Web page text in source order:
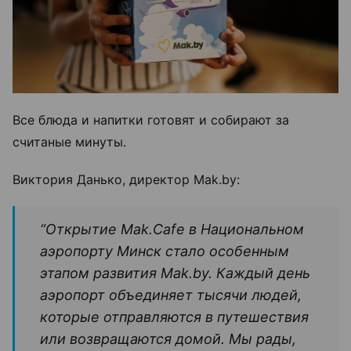
Все блюда и напитки готовят и собирают за
считаные минуты.
Виктория Данько, директор Mak.by:
“Открытие Mak.Cafe в Национальном
аэропорту Минск стало особенным
этапом развития Mak.by. Каждый день
аэропорт объединяет тысячи людей,
которые отправляются в путешествия
или возвращаются домой. Мы рады,